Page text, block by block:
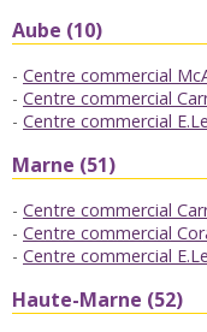
Aube (10)
Centre commercial
Centre commercial
Centre commercial
Marne (51)
Centre commercial
Centre commercial
Centre commercial
Haute-Marne (52)